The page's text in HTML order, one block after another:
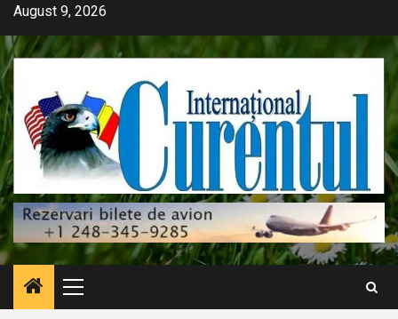
Skip
content
August 9, 2026
Primary
Menu